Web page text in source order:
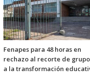
Fenapes para 48 horas en
rechazo al recorte de
a la transformación